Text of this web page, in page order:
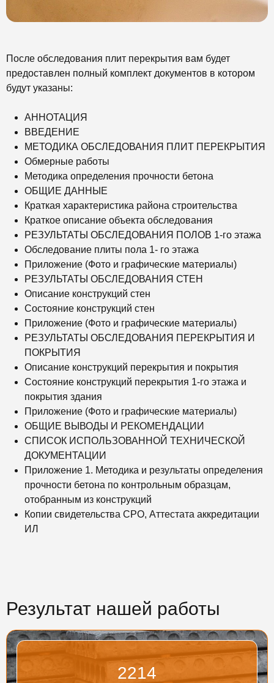
После обследования плит перекрытия вам будет
предоставлен полный комплект документов в котором
будут указаны:
АННОТАЦИЯ
ВВЕДЕНИЕ
МЕТОДИКА ОБСЛЕДОВАНИЯ ПЛИТ ПЕРЕКРЫТИЯ
Обмерные работы
Методика определения прочности бетона
ОБЩИЕ ДАННЫЕ
Краткая характеристика района строительства
Краткое описание объекта обследования
РЕЗУЛЬТАТЫ ОБСЛЕДОВАНИЯ ПОЛОВ 1-го этажа
Обследование плиты пола 1- го этажа
Приложение (Фото и графические материалы)
РЕЗУЛЬТАТЫ ОБСЛЕДОВАНИЯ СТЕН
Описание конструкций стен
Состояние конструкций стен
Приложение (Фото и графические материалы)
РЕЗУЛЬТАТЫ ОБСЛЕДОВАНИЯ ПЕРЕКРЫТИЯ И
ПОКРЫТИЯ
Описание конструкций перекрытия и покрытия
Состояние конструкций перекрытия 1-го этажа и
покрытия здания
Приложение (Фото и графические материалы)
ОБЩИЕ ВЫВОДЫ И РЕКОМЕНДАЦИИ
СПИСОК ИСПОЛЬЗОВАННОЙ ТЕХНИЧЕСКОЙ
ДОКУМЕНТАЦИИ
Приложение 1. Методика и результаты определения
прочности бетона по контрольным образцам,
отобранным из конструкций
Копии свидетельства СРО, Аттестата аккредитации
ИЛ
Результат нашей работы
2214